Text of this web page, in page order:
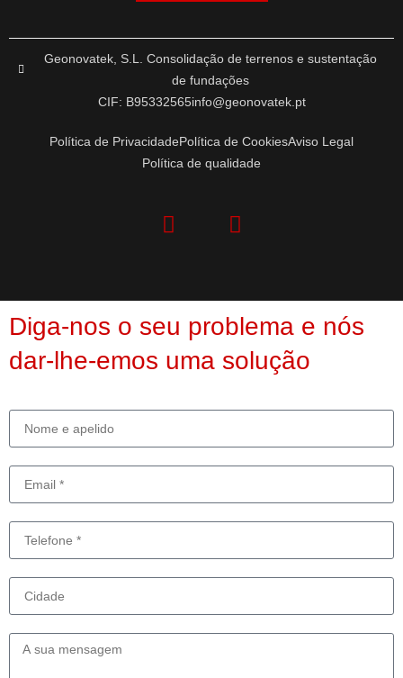
Geonovatek, S.L. Consolidação de terrenos e sustentação
de fundações
CIF: B95332565info@geonovatek.pt
Política de PrivacidadePolítica de CookiesAviso Legal
Política de qualidade
Diga-nos o seu problema e nós
dar-lhe-emos uma solução